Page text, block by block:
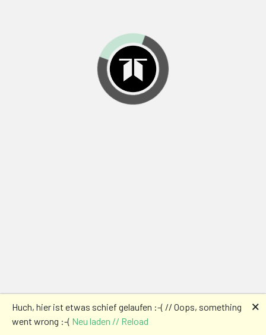
Huch, hier ist etwas schief gelaufen :-( // Oops, something
went wrong :-( Neu laden // Reload
🗙